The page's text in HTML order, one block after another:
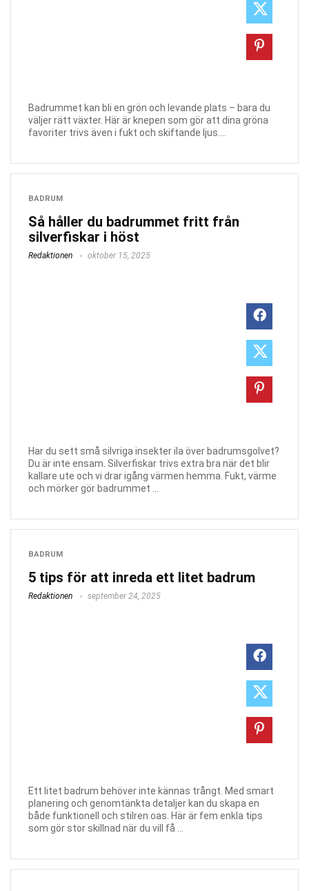
Badrummet kan bli en grön och levande plats – bara du
väljer rätt växter. Här är knepen som gör att dina gröna
favoriter trivs även i fukt och skiftande ljus....
BADRUM
Så håller du badrummet fritt från
silverfiskar i höst
Redaktionen oktober 15, 2025
Har du sett små silvriga insekter ila över badrumsgolvet?
Du är inte ensam. Silverfiskar trivs extra bra när det blir
kallare ute och vi drar igång värmen hemma. Fukt, värme
och mörker gör badrummet ...
BADRUM
5 tips för att inreda ett litet badrum
Redaktionen september 24, 2025
Ett litet badrum behöver inte kännas trångt. Med smart
planering och genomtänkta detaljer kan du skapa en
både funktionell och stilren oas. Här är fem enkla tips
som gör stor skillnad när du vill få ...